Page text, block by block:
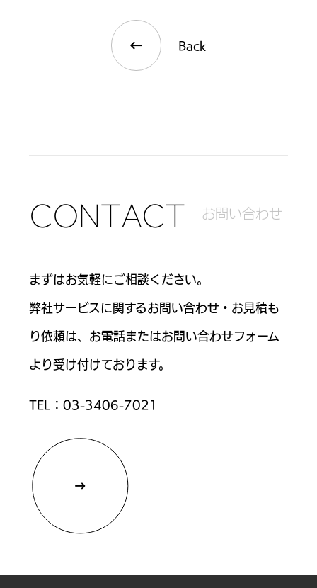
Back
CONTACT お問 い合わせ
まずはお気軽にご相談ください。
弊社サービスに関するお問い合わせ・お見積も
り依頼は、お電話またはお問い合わせフォーム
より受け付けております。
TEL：03-3406-7021